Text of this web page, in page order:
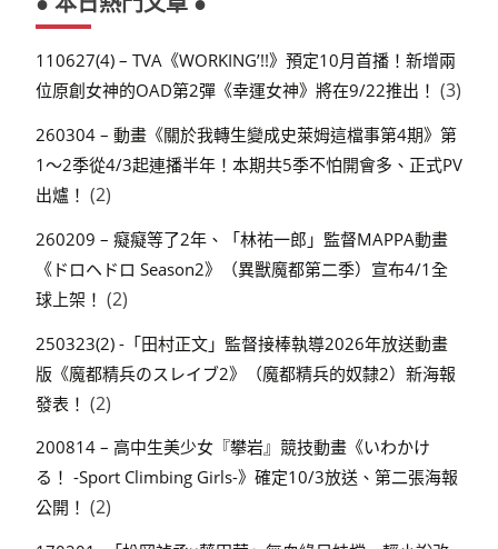
110627(4) – TVA《WORKING’!!》預定10月首播！新增兩
位原創女神的OAD第2彈《幸運女神》將在9/22推出！ (3)
260304 – 動畫《關於我轉生變成史萊姆這檔事第4期》第
1～2季從4/3起連播半年！本期共5季不怕開會多、正式PV
出爐！ (2)
260209 – 癡癡等了2年、「林祐一郎」監督MAPPA動畫
《ドロヘドロ Season2》（異獸魔都第二季）宣布4/1全
球上架！ (2)
250323(2) -「田村正文」監督接棒執導2026年放送動畫
版《魔都精兵のスレイブ2》（魔都精兵的奴隸2）新海報
發表！ (2)
200814 – 高中生美少女『攀岩』競技動畫《いわかけ
る！ -Sport Climbing Girls-》確定10/3放送、第二張海報
公開！ (2)